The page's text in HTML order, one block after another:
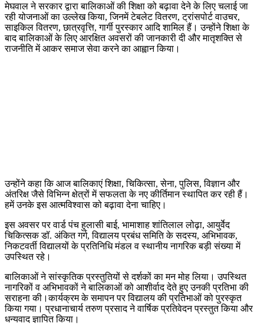
मेघवाल ने सरकार द्वारा बालिकाओं की शिक्षा को बढ़ावा देने के लिए चलाई जा
रही योजनाओं का उल्लेख किया, जिनमें टेबलेट वितरण, ट्रांसपोर्ट वाउचर,
साइकिल वितरण, छात्रवृत्ति, गार्गी पुरस्कार आदि शामिल हैं। उन्होंने शिक्षा के
बाद बालिकाओं के लिए आरक्षित अवसरों की जानकारी दी और मातृशक्ति से
राजनीति में आकर समाज सेवा करने का आह्वान किया।
उन्होंने कहा कि आज बालिकाएं शिक्षा, चिकित्सा, सेना, पुलिस, विज्ञान और
अंतरिक्ष जैसे विभिन्न क्षेत्रों में सफलता के नए कीर्तिमान स्थापित कर रही हैं।
हमें उनके इस आत्मविश्वास को बढ़ावा देना चाहिए।
इस अवसर पर वार्ड पंच हुलासी बाई, भामाशाह शांतिलाल लोढ़ा, आयुर्वेद
चिकित्सक डॉ. अंकित गर्ग, विद्यालय प्रबंध समिति के सदस्य, अभिभावक,
निकटवर्ती विद्यालयों के प्रतिनिधि मंडल व स्थानीय नागरिक बड़ी संख्या में
उपस्थित रहे।
बालिकाओं ने सांस्कृतिक प्रस्तुतियों से दर्शकों का मन मोह लिया। उपस्थित
नागरिकों व अभिभावकों ने बालिकाओं को आशीर्वाद देते हुए उनकी प्रतिभा की
सराहना की।कार्यक्रम के समापन पर विद्यालय की प्रतिभाओं को पुरस्कृत
किया गया। प्रधानाचार्य तरुण प्रसाद ने वार्षिक प्रतिवेदन प्रस्तुत किया और
धन्यवाद ज्ञापित किया।